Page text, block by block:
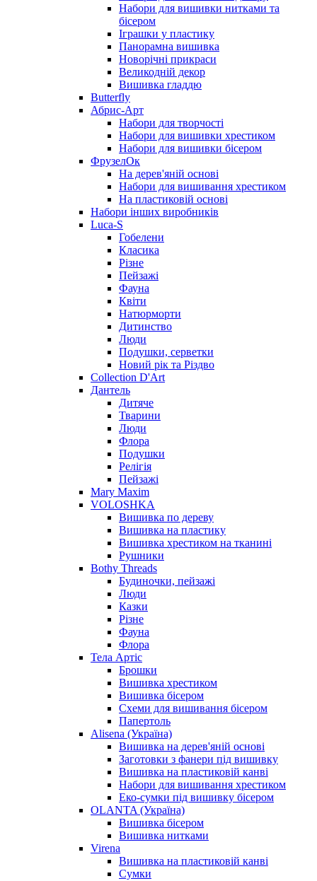
Набори для вишивки нитками та
бісером
Іграшки у пластику
Панорамна вишивка
Новорічні прикраси
Великодній декор
Вишивка гладдю
Butterfly
Абрис-Арт
Набори для творчості
Набори для вишивки хрестиком
Набори для вишивки бісером
ФрузелОк
На дерев'яній основі
Набори для вишивання хрестиком
На пластиковій основі
Набори інших виробників
Luca-S
Гобелени
Класика
Різне
Пейзажі
Фауна
Квіти
Натюрморти
Дитинство
Люди
Подушки, серветки
Новий рік та Різдво
Collection D'Art
Дантель
Дитяче
Тварини
Люди
Флора
Подушки
Релігія
Пейзажі
Mary Maxim
VOLOSHKA
Вишивка по дереву
Вишивка на пластику
Вишивка хрестиком на тканині
Рушники
Bothy Threads
Будиночки, пейзажі
Люди
Казки
Різне
Фауна
Флора
Тела Артіс
Брошки
Вишивка хрестиком
Вишивка бісером
Схеми для вишивання бісером
Папертоль
Alisena (Україна)
Вишивка на дерев'яній основі
Заготовки з фанери під вишивку
Вишивка на пластиковій канві
Набори для вишивання хрестиком
Еко-сумки під вишивку бісером
OLANTA (Україна)
Вишивка бісером
Вишивка нитками
Virena
Вишивка на пластиковій канві
Сумки